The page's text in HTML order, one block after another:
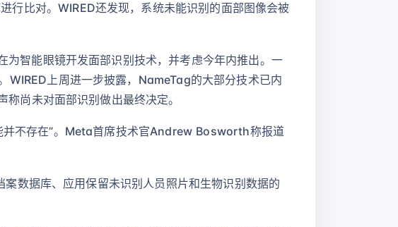
行比对。WIRED还发现，系统未能识别的面部图像会被
智能眼镜开发面部识别技术，并考虑今年内推出。一
WIRED上周进一步披露，NameTag的大部分技术已内
尚未对面部识别做出最终决定。
并不存在”。Meta首席技术官Andrew Bosworth称报道
数据库、应用保留未识别人员照片和生物识别数据的